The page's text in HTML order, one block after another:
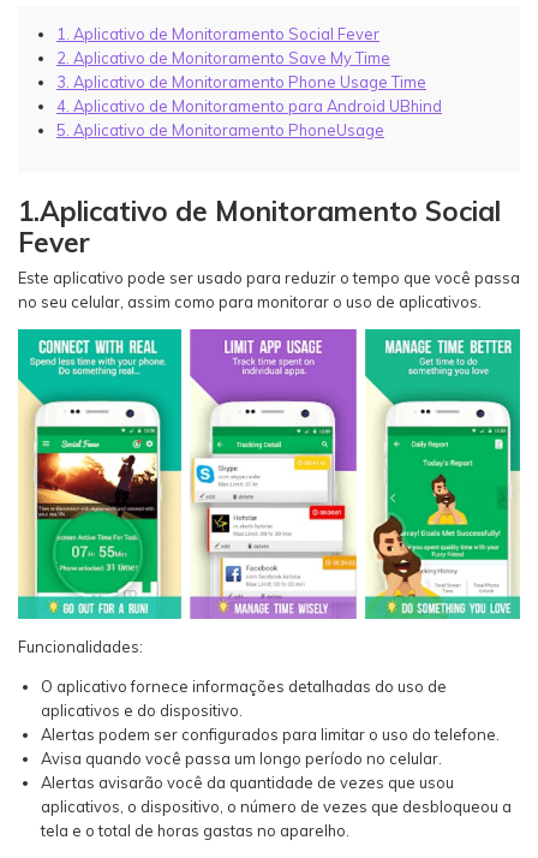
1. Aplicativo de Monitoramento Social Fever
2. Aplicativo de Monitoramento Save My Time
3. Aplicativo de Monitoramento Phone Usage Time
4. Aplicativo de Monitoramento para Android UBhind
5. Aplicativo de Monitoramento PhoneUsage
1.Aplicativo de Monitoramento Social
Fever
Este aplicativo pode ser usado para reduzir o tempo que você passa
no seu celular, assim como para monitorar o uso de aplicativos.
Funcionalidades:
O aplicativo fornece informações detalhadas do uso de
aplicativos e do dispositivo.
Alertas podem ser configurados para limitar o uso do telefone.
Avisa quando você passa um longo período no celular.
Alertas avisarão você da quantidade de vezes que usou
aplicativos, o dispositivo, o número de vezes que desbloqueou a
tela e o total de horas gastas no aparelho.